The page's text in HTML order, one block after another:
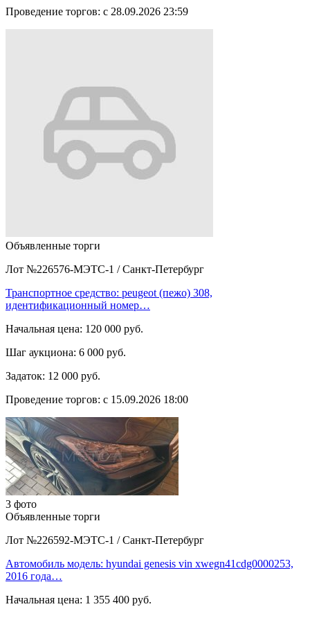
Проведение торгов: с 28.09.2026 23:59
Объявленные торги
Лот №226576-МЭТС-1 / Санкт-Петербург
Транспортное средство: peugeot (пежо) 308,
идентификационный номер…
Начальная цена: 120 000 руб.
Шаг аукциона: 6 000 руб.
Задаток: 12 000 руб.
Проведение торгов: с 15.09.2026 18:00
3 фото
Объявленные торги
Лот №226592-МЭТС-1 / Санкт-Петербург
Автомобиль модель: hyundai genesis vin xwegn41cdg0000253,
2016 года…
Начальная цена: 1 355 400 руб.